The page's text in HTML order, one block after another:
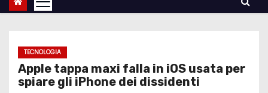
n
TECNOLOGIA
Apple tappa maxi falla in iOS usata per
spiare gli iPhone dei dissidenti